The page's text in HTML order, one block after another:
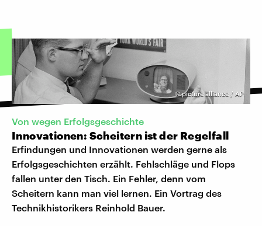
©picture alliance / AP
Von wegen Erfolgsgeschichte
Innovationen: Scheitern ist der Regelfall
Erfindungen und Innovationen werden gerne als
Erfolgsgeschichten erzählt. Fehlschläge und Flops
fallen unter den Tisch. Ein Fehler, denn vom
Scheitern kann man viel lernen. Ein Vortrag des
Technikhistorikers Reinhold Bauer.